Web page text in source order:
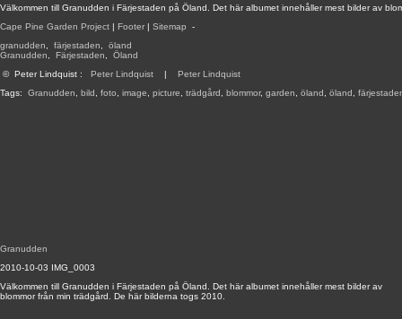
Välkommen till Granudden i Färjestaden på Öland. Det här albumet innehåller mest bilder av
Cape Pine Garden Project | Footer | Sitemap -
granudden
färjestaden
öland
Granudden
Färjestaden
Öland
© Peter Lindquist : Peter Lindquist | Peter Lindquist
Tags: Granudden bild foto image picture trädgård blommor, garden öland öland
Granudden
2010-10-03 IMG_0003
Välkommen till Granudden i Färjestaden på Öland. Det här albumet innehåller mest bilder av
blommor från min trädgård. De här bilderna togs 2010.